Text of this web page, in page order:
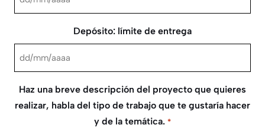
AAAA
DD
barra
AAAA
Depósito: límite de entrega
DD
MM
barra
Haz una breve descripción del proyecto que quieres
realizar, habla del tipo de trabajo que te gustaría hacer
y de la temática. *